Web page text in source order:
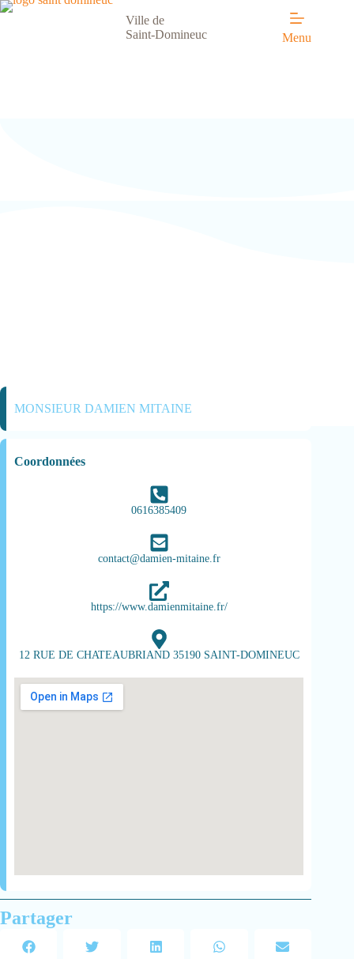
Ville de
Saint-Domineuc
Menu
MONSIEUR DAMIEN MITAINE
Coordonnées
0616385409
contact@damien-mitaine.fr
https://www.damienmitaine.fr/
12 RUE DE CHATEAUBRIAND 35190 SAINT-DOMINEUC
Partager